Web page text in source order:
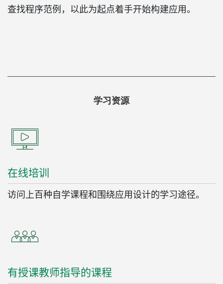
查找程序范例，以此为起点着手开始构建应用。
学习资源
在线培训
访问上百种自学课程和围绕应用设计的学习途径。
有授课教师指导的课程